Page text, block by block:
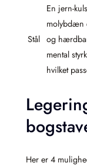
Stål
En jern-
molybdæn
og
mental
hvilket
Her er 4